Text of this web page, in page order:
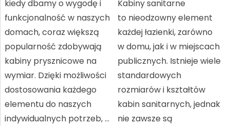
kiedy dbamy o wygodę i
funkcjonalność w naszych
domach, coraz większą
popularność zdobywają
kabiny prysznicowe na
wymiar. Dzięki możliwości
dostosowania każdego
elementu do naszych
indywidualnych potrzeb, …
Kabiny sanitarne
to nieodzowny element
każdej łazienki, zarówno
w domu, jak i w miejscach
publicznych. Istnieje wiele
standardowych
rozmiarów i kształtów
kabin sanitarnych, jednak
nie zawsze są